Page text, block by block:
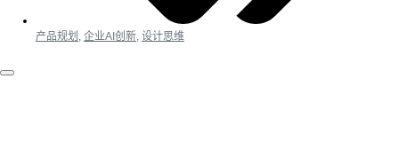
产品规划 企业AI创新 设计思维